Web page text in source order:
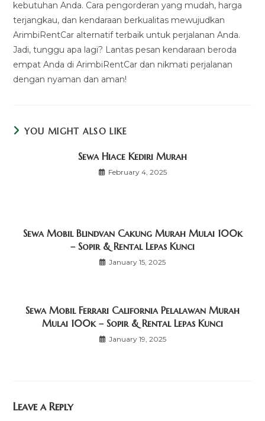
kebutuhan Anda. Cara pengorderan yang mudah, harga
terjangkau, dan kendaraan berkualitas mewujudkan
ArimbiRentCar alternatif terbaik untuk perjalanan Anda.
Jadi, tunggu apa lagi? Lantas pesan kendaraan beroda
empat Anda di ArimbiRentCar dan nikmati perjalanan
dengan nyaman dan aman!
YOU MIGHT ALSO LIKE
Sewa Hiace Kediri Murah
February 4, 2025
Sewa Mobil Blindvan Cakung Murah Mulai 100k
– Sopir & Rental Lepas Kunci
January 15, 2025
Sewa Mobil Ferrari California Pelalawan Murah
Mulai 100k – Sopir & Rental Lepas Kunci
January 19, 2025
Leave a Reply